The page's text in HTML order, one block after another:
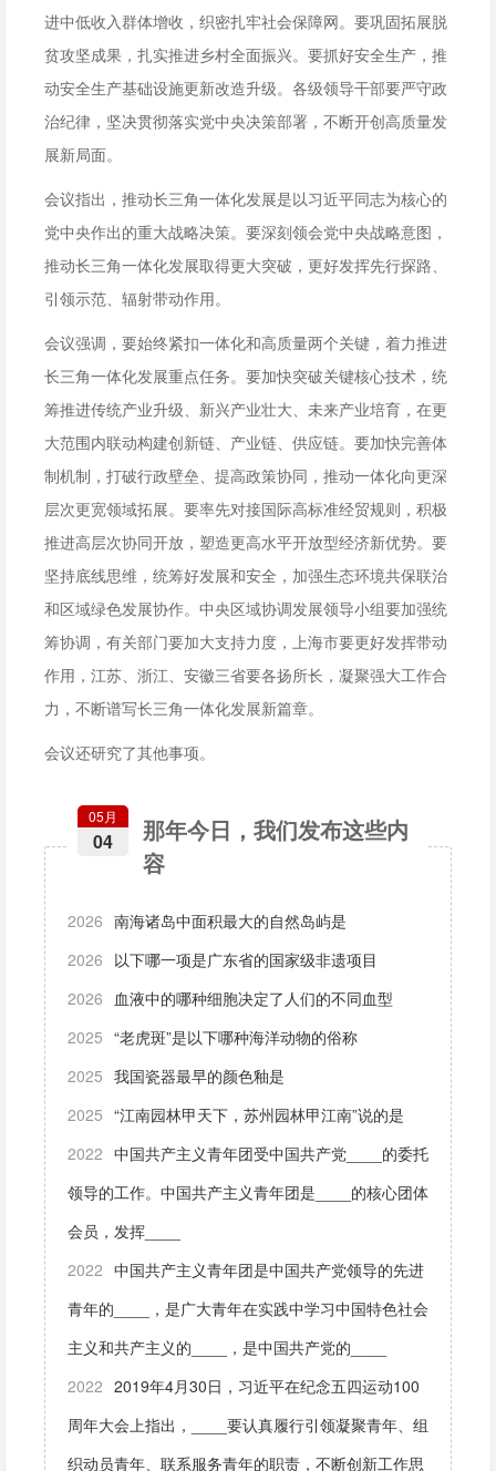
进中低收入群体增收，织密扎牢社会保障网。要巩固拓展脱
贫攻坚成果，扎实推进乡村全面振兴。要抓好安全生产，推
动安全生产基础设施更新改造升级。各级领导干部要严守政
治纪律，坚决贯彻落实党中央决策部署，不断开创高质量发
展新局面。
会议指出，推动长三角一体化发展是以习近平同志为核心的
党中央作出的重大战略决策。要深刻领会党中央战略意图，
推动长三角一体化发展取得更大突破，更好发挥先行探路、
引领示范、辐射带动作用。
会议强调，要始终紧扣一体化和高质量两个关键，着力推进
长三角一体化发展重点任务。要加快突破关键核心技术，统
筹推进传统产业升级、新兴产业壮大、未来产业培育，在更
大范围内联动构建创新链、产业链、供应链。要加快完善体
制机制，打破行政壁垒、提高政策协同，推动一体化向更深
层次更宽领域拓展。要率先对接国际高标准经贸规则，积极
推进高层次协同开放，塑造更高水平开放型经济新优势。要
坚持底线思维，统筹好发展和安全，加强生态环境共保联治
和区域绿色发展协作。中央区域协调发展领导小组要加强统
筹协调，有关部门要加大支持力度，上海市要更好发挥带动
作用，江苏、浙江、安徽三省要各扬所长，凝聚强大工作合
力，不断谱写长三角一体化发展新篇章。
会议还研究了其他事项。
那年今日，我们发布这些内
容
05月
04
2026 南海诸岛中面积最大的自然岛屿是
2026 以下哪一项是广东省的国家级非遗项目
2026
血液中的哪种细胞决定了人们的不同血型
2025 “老虎斑”是以下哪种海洋动物的俗称
2025 我国瓷器最早的颜色釉是
2025 “江南园林甲天下，苏州园林甲江南”说的是
2022 中国共产主义青年团受中国共产党____的委托
领导的工作。中国共产主义青年团是____的核心团体
会员，发挥____
2022 中国共产主义青年团是中国共产党领导的先进
青年的____，是广大青年在实践中学习中国特色社会
主义和共产主义的____，是中国共产党的____
2022 2019年4月30日，习近平在纪念五四运动100
周年大会上指出，____要认真履行引领凝聚青年、组
织动员青年、联系服务青年的职责，不断创新工作思